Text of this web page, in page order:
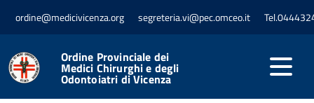
ordine@medicivicenza.org segreteria.vi@pec.omceo.it
Ordine Provinciale dei
Medici Chirurghi e degli
Odontoiatri di Vicenza